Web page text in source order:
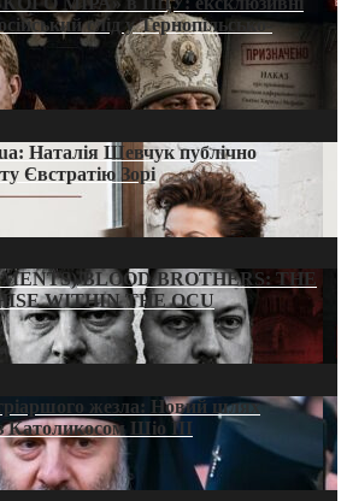
слід у Тернопільсько-
Наталія Шевчук публічно
Євстратію Зорі
BLOOD BROTHERS: THE
WITHIN THE OCU
жезла: Новий шлях
Католикосом Шіо III